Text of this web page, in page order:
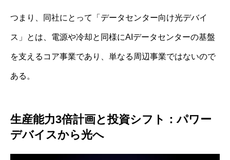
つまり、同社にとって「データセンター向け光デバイ
ス」とは、電源や冷却と同様にAIデータセンターの基盤
を支えるコア事業であり、単なる周辺事業ではないので
ある。
生産能力3倍計画と投資シフト：パワー
デバイスから光へ